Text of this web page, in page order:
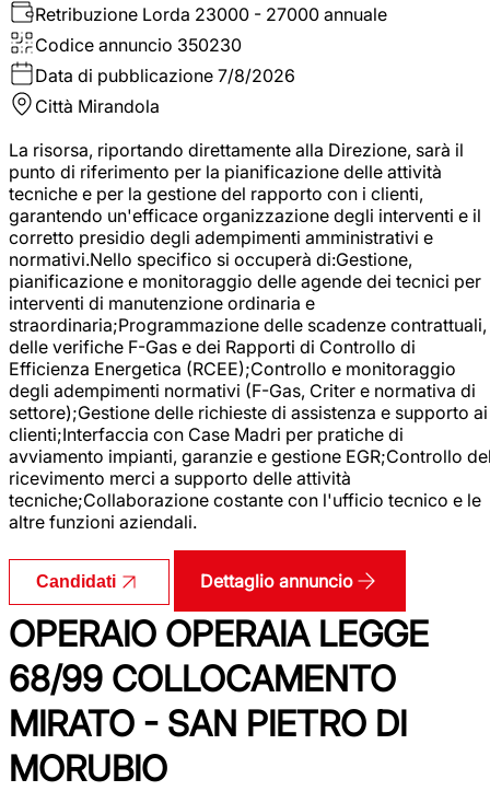
Retribuzione Lorda 23000 - 27000 annuale
Codice annuncio 350230
Data di pubblicazione 7/8/2026
Città Mirandola
La risorsa, riportando direttamente alla Direzione, sarà il
punto di riferimento per la pianificazione delle attività
tecniche e per la gestione del rapporto con i clienti,
garantendo un'efficace organizzazione degli interventi e il
corretto presidio degli adempimenti amministrativi e
normativi.Nello specifico si occuperà di:Gestione,
pianificazione e monitoraggio delle agende dei tecnici per
interventi di manutenzione ordinaria e
straordinaria;Programmazione delle scadenze contrattuali,
delle verifiche F-Gas e dei Rapporti di Controllo di
Efficienza Energetica (RCEE);Controllo e monitoraggio
degli adempimenti normativi (F-Gas, Criter e normativa di
settore);Gestione delle richieste di assistenza e supporto ai
clienti;Interfaccia con Case Madri per pratiche di
avviamento impianti, garanzie e gestione EGR;Controllo
ricevimento merci a supporto delle attività
tecniche;Collaborazione costante con l'ufficio tecnico e le
altre funzioni aziendali.
Candidati Dettaglio annuncio
OPERAIO OPERAIA LEGGE
68/99 COLLOCAMENTO
MIRATO - SAN PIETRO DI
MORUBIO